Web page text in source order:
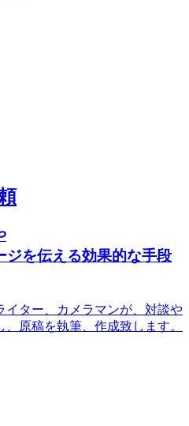
ジを伝える効果的な手段
イター、カメラマンが、対談や
原稿を執筆、作成致します。